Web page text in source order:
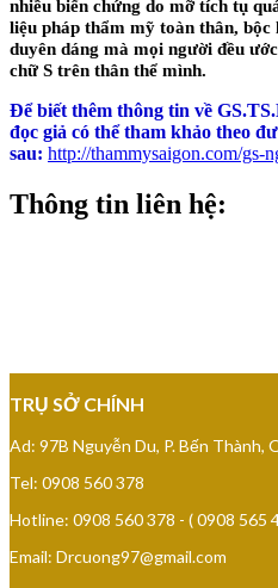
nhiều biến chứng do mỡ tích tụ
liệu pháp thẩm mỹ toàn thân,
duyên dáng mà mọi người đều
chữ S trên thân thể mình.
Để biết thêm thông tin về
đọc giả có thể tham khảo theo
sau: http://thammysaigon.com/gs-
Thông tin liên hệ:
TRỤ SỞ CHÍNH
Ad: 97B Nguyễn Du, P. Bến Thành,
Tel: 0908 560 378
Hotline: 0908 560 378 - ( 0908 565
Email: Drcuong97@gmail.com